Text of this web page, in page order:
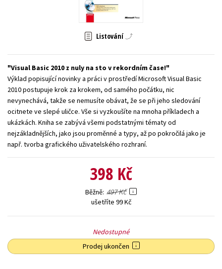
Zahraniční literatura
Všechny tituly
Listování
Visual Basic 2010 z nuly na sto v rekordním čase!
Výklad popisující novinky a práci v prostředí Microsoft Visual Basic
2010 postupuje krok za krokem, od samého počátku, nic
nevynechává, takže se nemusíte obávat, že se při jeho sledování
ocitnete ve slepé uličce. Vše si vyzkoušíte na mnoha příkladech a
ukázkách. Kniha se zabývá všemi podstatnými tématy od
nejzákladnějších, jako jsou proměnné a typy, až po pokročilá jako je
např. tvorba grafického uživatelského rozhraní.
398 Kč
Běžně 497 Kč
ušetříte 99 Kč
Nedostupné
Prodej ukončen